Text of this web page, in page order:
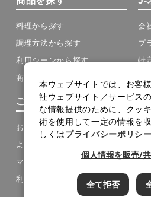
料理から探す
調理方法から探す
利用シーンから探す
商品の種類から探す
会
プ
特
ご利用について
お買い物ガイド
よくある質問
マイページ
利用規約
そ
お
メ
サ
本ウェブサイトでは、お客
社ウェブサイト／サービス
な情報提供のために、クッ
術を使用して一定の情報を
しくはプライバシーポリシー
個人情報を販売/
全て拒否